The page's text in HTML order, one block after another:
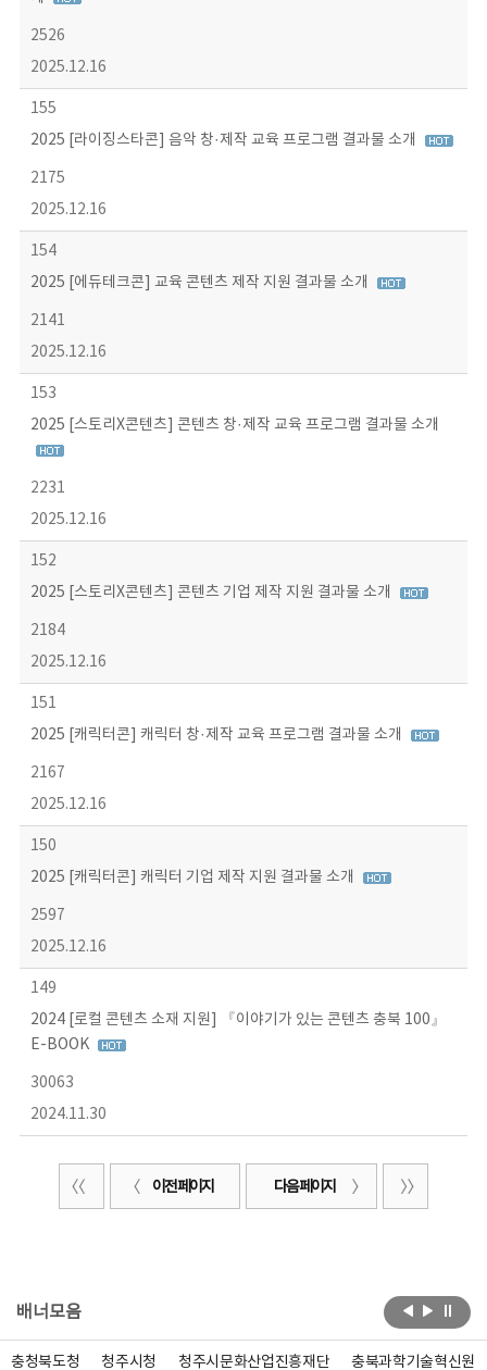
2526
2025.12.16
155
2025 [라이징스타콘] 음악 창·제작 교육 프로그램 결과물 소개
2175
2025.12.16
154
2025 [에듀테크콘] 교육 콘텐츠 제작 지원 결과물 소개
2141
2025.12.16
153
2025 [스토리X콘텐츠] 콘텐츠 창·제작 교육 프로그램 결과물 소개
2231
2025.12.16
152
2025 [스토리X콘텐츠] 콘텐츠 기업 제작 지원 결과물 소개
2184
2025.12.16
151
2025 [캐릭터콘] 캐릭터 창·제작 교육 프로그램 결과물 소개
2167
2025.12.16
150
2025 [캐릭터콘] 캐릭터 기업 제작 지원 결과물 소개
2597
2025.12.16
149
2024 [로컬 콘텐츠 소재 지원] 『이야기가 있는 콘텐츠 충북 100』
E-BOOK
30063
2024.11.30
이전 페이지 다음 페이지
배너모음
충청북도청 청주시청 청주시문화산업진흥재단 충북과학기술혁신원